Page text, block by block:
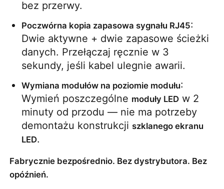
bez przerwy.
Poczwórna kopia zapasowa sygnału RJ45:
Dwie aktywne + dwie zapasowe ścieżki
danych. Przełączaj ręcznie w 3
sekundy, jeśli kabel ulegnie awarii.
Wymiana modułów na poziomie modułu:
Wymień poszczególne moduły LED w 2
minuty od przodu — nie ma potrzeby
demontażu konstrukcji szklanego ekranu
LED.
Fabrycznie bezpośrednio. Bez dystrybutora. Bez
opóźnień.